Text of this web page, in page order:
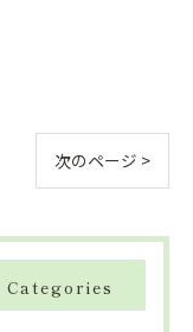
次のページ >
Categories